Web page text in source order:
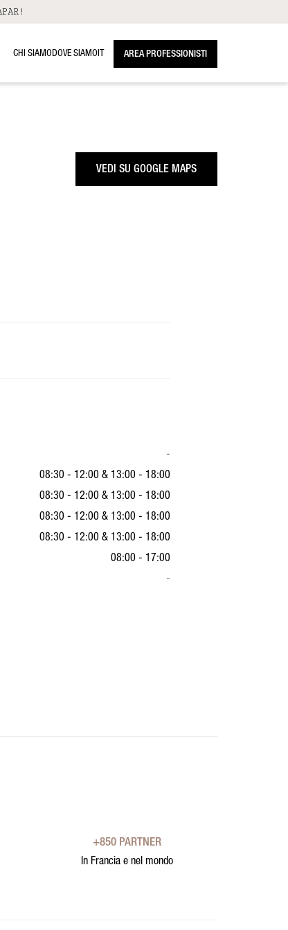
CHI SIAMO DOVE SIAMO AREA PROFESSIONISTI
VEDI SU GOOGLE MAPS
-
08:30 - 12:00 & 13:00 - 18:00
08:30 - 12:00 & 13:00 - 18:00
08:30 - 12:00 & 13:00 - 18:00
08:30 - 12:00 & 13:00 - 18:00
08:00 - 17:00
-
+850 PARTNER
In Francia e nel mondo